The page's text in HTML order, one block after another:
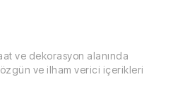
ve dekorasyon alanında
özgün ve ilham verici içerikleri